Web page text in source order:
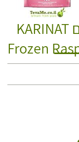
גלידת קארינט פטל אדום KARINAT
Frozen